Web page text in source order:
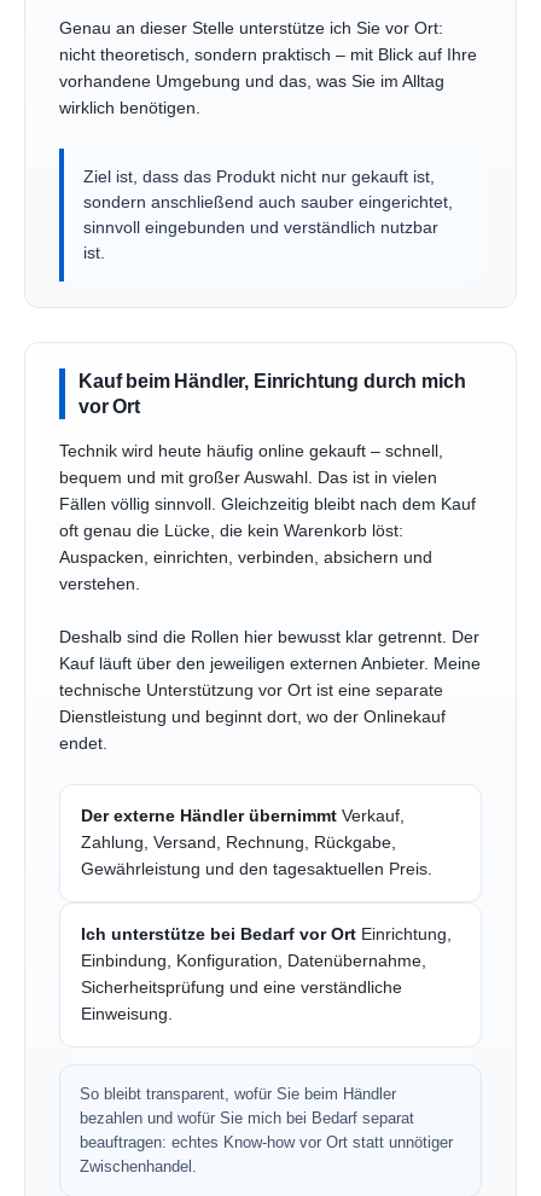
Genau an dieser Stelle unterstütze ich Sie vor Ort:
nicht theoretisch, sondern praktisch – mit Blick auf Ihre
vorhandene Umgebung und das, was Sie im Alltag
wirklich benötigen.
Ziel ist, dass das Produkt nicht nur gekauft ist,
sondern anschließend auch sauber eingerichtet,
sinnvoll eingebunden und verständlich nutzbar
ist.
Kauf beim Händler, Einrichtung durch mich
vor Ort
Technik wird heute häufig online gekauft – schnell,
bequem und mit großer Auswahl. Das ist in vielen
Fällen völlig sinnvoll. Gleichzeitig bleibt nach dem Kauf
oft genau die Lücke, die kein Warenkorb löst:
Auspacken, einrichten, verbinden, absichern und
verstehen.
Deshalb sind die Rollen hier bewusst klar getrennt. Der
Kauf läuft über den jeweiligen externen Anbieter. Meine
technische Unterstützung vor Ort ist eine separate
Dienstleistung und beginnt dort, wo der Onlinekauf
endet.
Der externe Händler übernimmt Verkauf,
Zahlung, Versand, Rechnung, Rückgabe,
Gewährleistung und den tagesaktuellen Preis.
Ich unterstütze bei Bedarf vor Ort Einrichtung,
Einbindung, Konfiguration, Datenübernahme,
Sicherheitsprüfung und eine verständliche
Einweisung.
So bleibt transparent, wofür Sie beim Händler
bezahlen und wofür Sie mich bei Bedarf separat
beauftragen: echtes Know-how vor Ort statt unnötiger
Zwischenhandel.